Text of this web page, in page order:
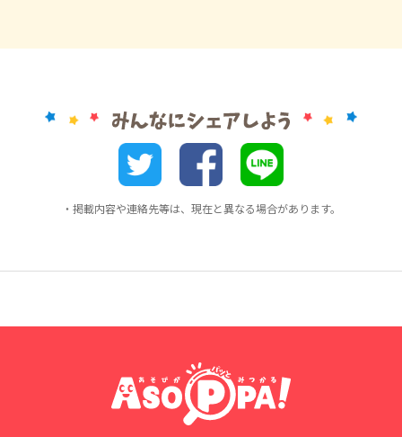
・掲載内容や連絡先等は、現在と異なる場合があります。